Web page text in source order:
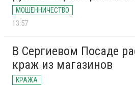
МОШЕННИЧЕСТВО
13:57
В Сергиевом Посаде
краж из магазинов
КРАЖА